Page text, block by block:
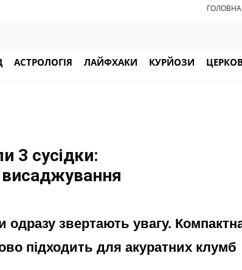
ГОЛОВНА
АСТРОЛОГІЯ ЛАЙФХАКИ КУРЙОЗИ
3 сусідки:
звертають увагу.
підходить для акуратних клумб